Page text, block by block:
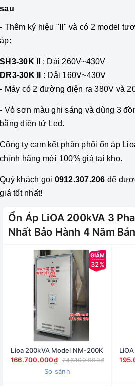
sau
- Thêm ký hiệu " " và có 2 model
áp:
SH3-30K II
: Dải 260V~430V
DR3-30K II
: Dải 160V~430V
- Máy có 2 đường điện ra 380V và
- Vỏ sơn màu ghi sáng và dùng 3
bằng điện tử Led.
Công ty cam kết phân phối ổn áp
chính hãng mới 100% giá tại kho.
Quý khách gọi 0912.307.206 để
giá tốt nhất!
Ổn Áp LiOA 200kVA 3
Nhất Bảo Hành 4 Năm
32%
Lioa 200kVA Model NM-200K
166.700.000₫
246.100.000₫
So sánh